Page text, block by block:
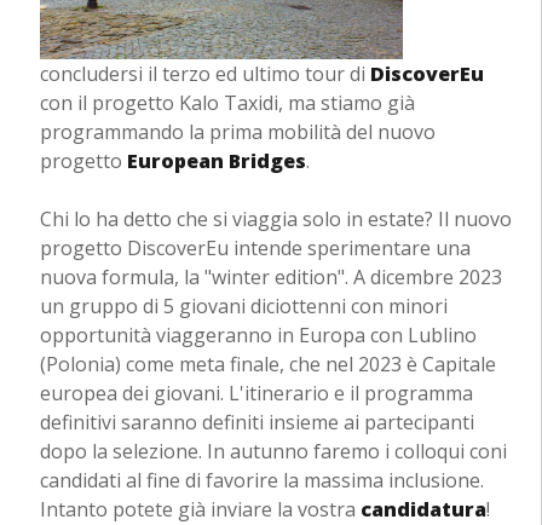
concludersi il terzo ed ultimo tour di DiscoverEu
con il progetto Kalo Taxidi, ma stiamo già
programmando la prima mobilità del nuovo
progetto European Bridges.
Chi lo ha detto che si viaggia solo in estate? Il nuovo
progetto DiscoverEu intende sperimentare una
nuova formula, la "winter edition". A dicembre 2023
un gruppo di 5 giovani diciottenni con minori
opportunità viaggeranno in Europa con Lublino
(Polonia) come meta finale, che nel 2023 è Capitale
europea dei giovani. L'itinerario e il programma
definitivi saranno definiti insieme ai partecipanti
dopo la selezione. In autunno faremo i colloqui coni
candidati al fine di favorire la massima inclusione.
Intanto potete già inviare la vostra candidatura!